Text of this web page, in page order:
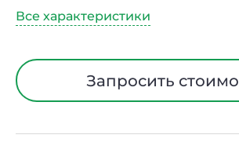
Индекс цветопередачи
Тип кривой силы света
Д
Угол рассеивания
120ᵒ
Запросить